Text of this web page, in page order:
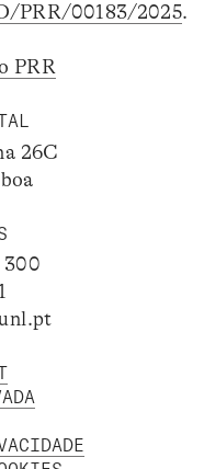
PRR/00183/2025.
PRR
26C
300